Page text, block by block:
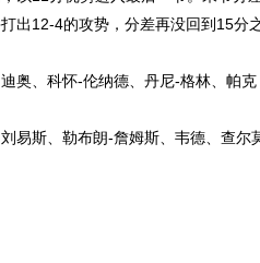
出12-4的攻势，分差再没回到15分之
、科怀-伦纳德、丹尼-格林、帕克
斯、勒布朗-詹姆斯、韦德、查尔